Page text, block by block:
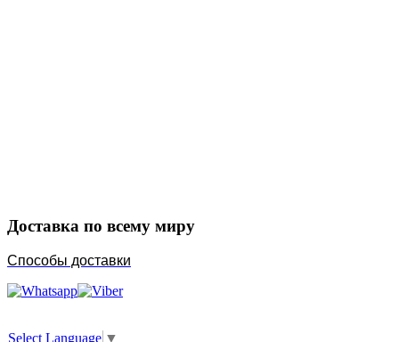
Доставка по всему миру
Способы доставки
Select Language ▼